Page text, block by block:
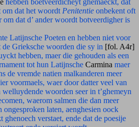
hebben boetveerdicheyt ghemaeckt, dat
om dat het woordt Penitentie onbekent oft
om dat d’ ander woordt botveerdigher is
Latijnsche Poeten en hebben niet voor
de Grieksche woorden die sy in [fol. A4r]
hebben, maer die gehouden als een
tot hun Latijnsche Carmina maer
de vremde natien malkanderen meer
voormaels, waer door datter veel van
welluydende woorden seer in t’ghemeyn
waerom salmen die dan meer
ongesproken laten, aenghesien oock
ghenoech verstaet, ende dat de poesije